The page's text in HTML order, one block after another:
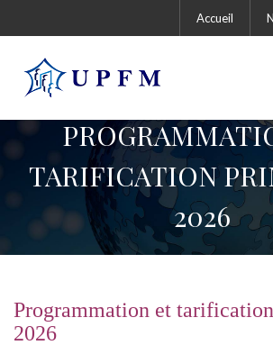
Accueil
TARIFICATION
2026
Programmation et
2026